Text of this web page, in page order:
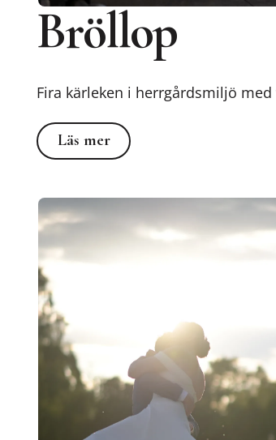
Bröllop
Fira kärleken i herrgårdsmiljö
Läs mer
Läs mer